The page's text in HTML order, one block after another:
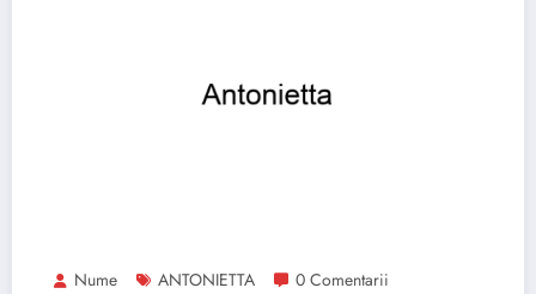
Nume ANTONIETTA 0 Comentarii